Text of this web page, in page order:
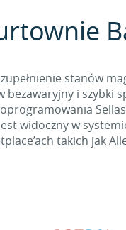
stanów
i szybki
widoczny w
takich jak